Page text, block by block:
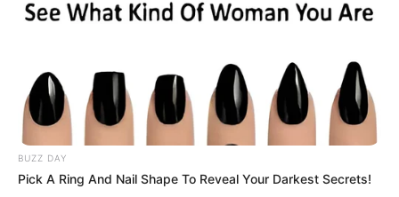
BUZZ DAY
Pick A Ring And Nail Shape To Reveal Your Darkest Secrets!